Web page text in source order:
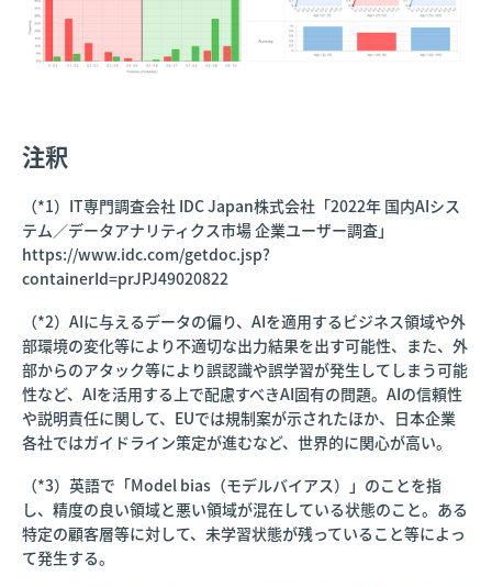
注釈
（*1）IT専門調査会社 IDC Japan株式会社「2022年 国内AIシス
テム／データアナリティクス市場 企業ユーザー調査」
https://www.idc.com/getdoc.jsp?
containerId=prJPJ49020822
（*2）AIに与えるデータの偏り、AIを適用するビジネス領域や外
部環境の変化等により不適切な出力結果を出す可能性、また、外
部からのアタック等により誤認識や誤学習が発生してしまう可能
性など、AIを活用する上で配慮すべきAI固有の問題。AIの信頼性
や説明責任に関して、EUでは規制案が示されたほか、日本企業
各社ではガイドライン策定が進むなど、世界的に関心が高い。
（*3）英語で「Model bias（モデルバイアス）」のことを指
し、精度の良い領域と悪い領域が混在している状態のこと。ある
特定の顧客層等に対して、未学習状態が残っていること等によっ
て発生する。